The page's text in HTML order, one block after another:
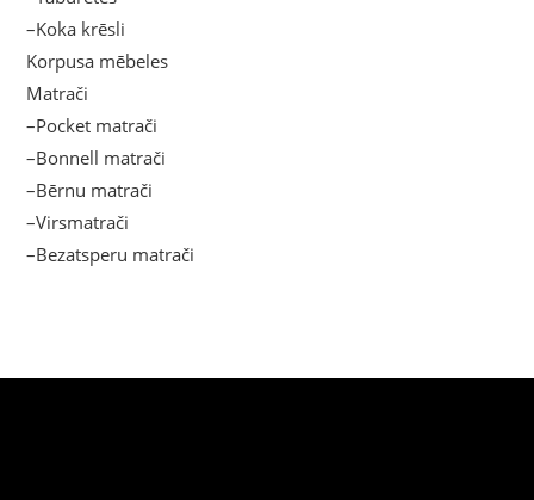
–Koka krēsli
Korpusa mēbeles
Matrači
–Pocket matrači
–Bonnell matrači
–Bērnu matrači
–Virsmatrači
–Bezatsperu matrači